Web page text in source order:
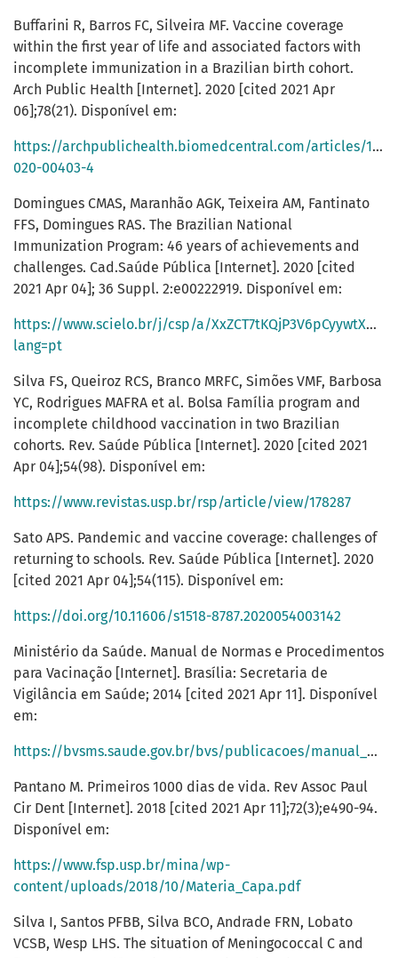
Buffarini R, Barros FC, Silveira MF. Vaccine coverage
within the first year of life and associated factors with
incomplete immunization in a Brazilian birth cohort.
Arch Public Health [Internet]. 2020 [cited 2021 Apr
06];78(21). Disponível em:
https://archpublichealth.biomedcentral.com/articles/
020-00403-4
Domingues CMAS, Maranhão AGK, Teixeira AM, Fantinato
FFS, Domingues RAS. The Brazilian National
Immunization Program: 46 years of achievements and
challenges. Cad.Saúde Pública [Internet]. 2020 [cited
2021 Apr 04]; 36 Suppl. 2:e00222919. Disponível em:
https://www.scielo.br/j/csp/a/XxZCT7tKQjP3V6pCyywtXMx/?
lang=pt
Silva FS, Queiroz RCS, Branco MRFC, Simões VMF, Barbosa
YC, Rodrigues MAFRA et al. Bolsa Família program and
incomplete childhood vaccination in two Brazilian
cohorts. Rev. Saúde Pública [Internet]. 2020 [cited 2021
Apr 04];54(98). Disponível em:
https://www.revistas.usp.br/rsp/article/view/178287
Sato APS. Pandemic and vaccine coverage: challenges of
returning to schools. Rev. Saúde Pública [Internet]. 2020
[cited 2021 Apr 04];54(115). Disponível em:
https://doi.org/10.11606/s1518-8787.2020054003142
Ministério da Saúde. Manual de Normas e Procedimentos
para Vacinação [Internet]. Brasília: Secretaria de
Vigilância em Saúde; 2014 [cited 2021 Apr 11]. Disponível
em:
https://bvsms.saude.gov.br/bvs/publicacoes/manual_procedimentos_vacinacao.pdf
Pantano M. Primeiros 1000 dias de vida. Rev Assoc Paul
Cir Dent [Internet]. 2018 [cited 2021 Apr 11];72(3);e490-94.
Disponível em:
https://www.fsp.usp.br/mina/wp-
content/uploads/2018/10/Materia_Capa.pdf
Silva I, Santos PFBB, Silva BCO, Andrade FRN, Lobato
VCSB, Wesp LHS. The situation of Meningococcal C and